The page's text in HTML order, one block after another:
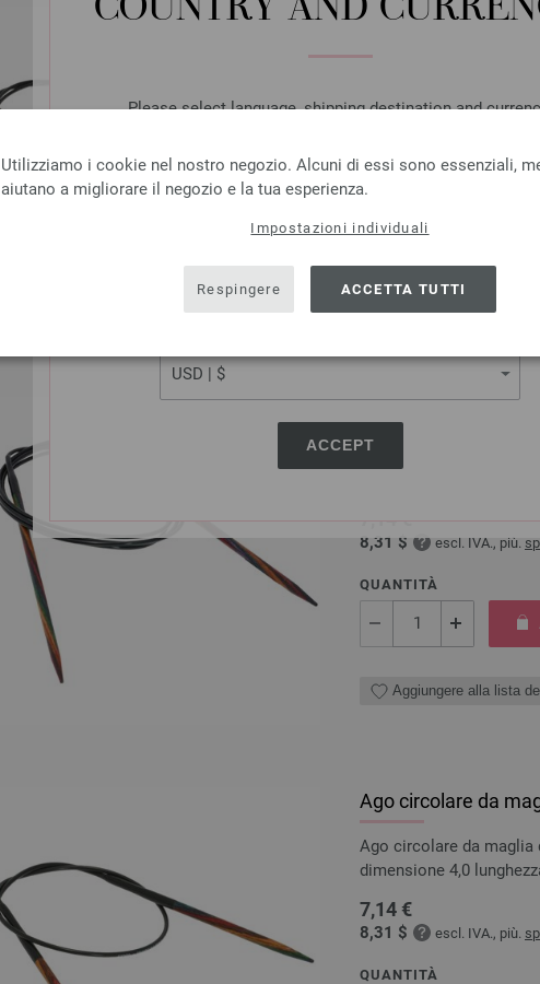
COUNTRY AND
Please select language, shipping destination and
SHIPPING TO
USA - The United States of America
ACCEPT
Utilizziamo i cookie nel nostro negozio. Alcuni di essi sono essenziali,
aiutano a migliorare il negozio e la tua esperienza.
Impostazioni individuali
Respingere ACCETTA TUTTI
Ago circolare da
Ago circolare da
QUANTITÀ
Ago circolare da
Ago circolare da
7,14 €
8,31 $ escl. IVA., più.
QUANTITÀ
Aggiungere alla lista
Ago circolare da
Ago circolare da maglia
dimensione 4,0
7,14 €
8,31 $ escl. IVA., più.
QUANTITÀ